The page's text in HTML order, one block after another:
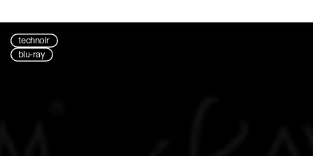
technoir
blu-ray